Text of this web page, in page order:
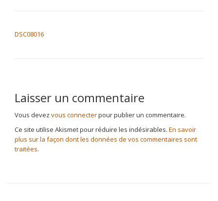
DSC08016
Laisser un commentaire
Vous devez vous connecterpour publier un commentaire.
Ce site utilise Akismet pour réduire les indésirables. En savoir
plus sur la façon dont les données de vos commentaires sont
traitées.